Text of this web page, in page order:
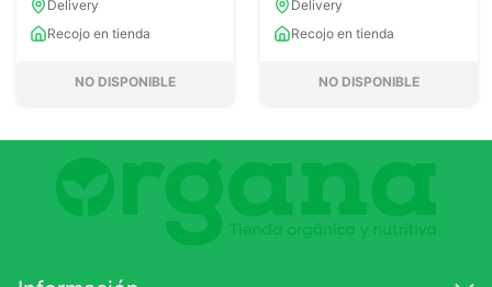
Delivery
Recojo en tienda
NO DISPONIBLE
Delivery
Recojo en tienda
NO DISPONIBLE